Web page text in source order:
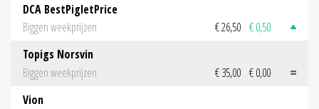
DCA BestPigletPrice
Biggen weekprijzen
€ 26,50 € 0,50
Topigs Norsvin
Biggen weekprijzen
€ 35,00 € 0,00
Vion